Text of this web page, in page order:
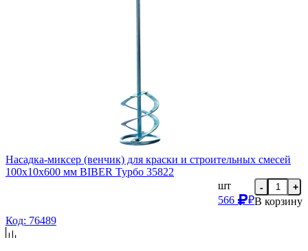
Насадка-миксер (венчик) для краски и строительных смесей
100х10х600 мм BIBER Турбо 35822
шт
566
₽
- +
В корзину
Код: 76489